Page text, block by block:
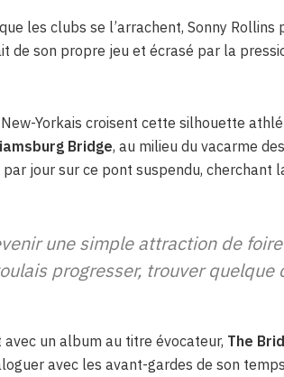
les clubs se l’arrachent, Sonny Rollins
de son propre jeu et écrasé par la
Yorkais croisent cette silhouette
Bridge, au milieu du vacarme
par jour sur ce pont suspendu, cherchant
une simple attraction de
progresser, trouver quelque
avec un album au titre évocateur, The
avec les avant-gardes de son